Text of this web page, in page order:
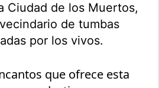
Ciudad de los Muertos,
de tumbas
por los vivos.
que ofrece esta